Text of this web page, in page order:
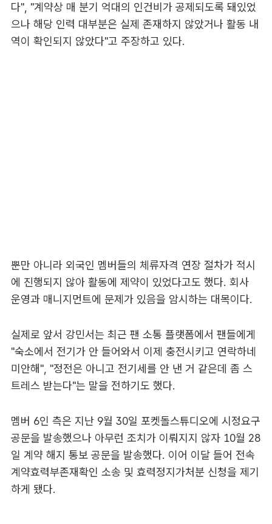
다", "계약상 매 분기 억대의 인건비가 공제되도록 돼있었
으나 해당 인력 대부분은 실제 존재하지 않았거나 활동 내
역이 확인되지 않았다"고 주장하고 있다.
뿐만 아니라 외국인 멤버들의 체류자격 연장 절차가 적시
에 진행되지 않아 활동에 제약이 있었다고도 했다. 회사
운영과 매니지먼트에 문제가 있음을 암시하는 대목이다.
실제로 앞서 강민서는 최근 팬 소통 플랫폼에서 팬들에게
"숙소에서 전기가 안 들어와서 이제 충전시키고 연락하네
미안해", "정전은 아니고 전기세를 안 낸 거 같은데 좀 스
트레스 받는다"는 말을 전하기도 했다.
멤버 6인 측은 지난 9월 30일 포켓돌스튜디오에 시정요구
공문을 발송했으나 아무런 조치가 이뤄지지 않자 10월 28
일 계약 해지 통보 공문을 발송했다. 이어 이달 들어 전속
계약효력부존재확인 소송 및 효력정지가처분 신청을 제기
하게 됐다.